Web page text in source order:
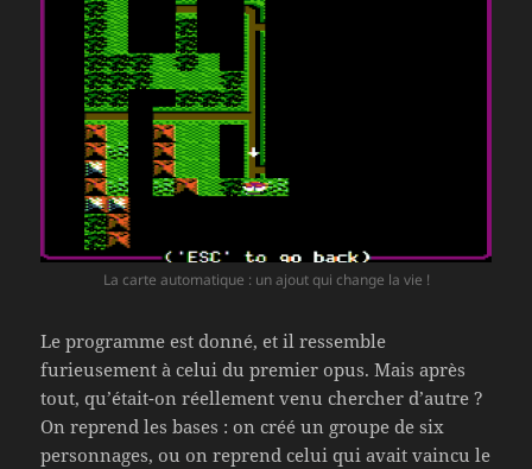
La carte automatique : un ajout qui change la vie !
Le programme est donné, et il ressemble
furieusement à celui du premier opus. Mais après
tout, qu’était-on réellement venu chercher d’autre ?
On reprend les bases : on créé un groupe de six
personnages, ou on reprend celui qui avait vaincu le